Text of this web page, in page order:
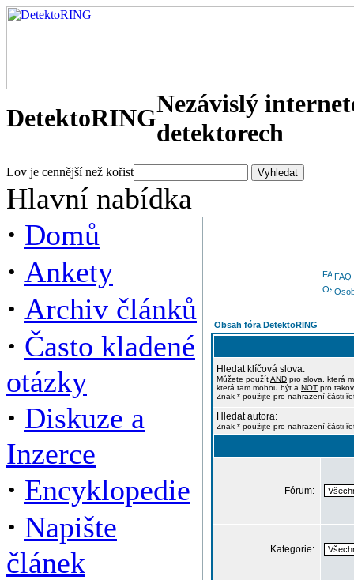
DetektoRINGNezávislý
detektorech
Lov je cennější než kořist
Hlavní nabídka
· Domů
· Ankety
· Archiv článků
· Často kladené
otázky
· Diskuze a
Inzerce
· Encyklopedie
· Napište
článek
FAQ
Obsah fóra DetektoRING
Hledat klíčová slova:
Můžete použítAND pro slova, která
která tam mohou být a NOT pro
Znak * použijte pro nahrazení části
Hledat autora:
Znak * použijte pro nahrazení části
Fórum:
Kategorie: